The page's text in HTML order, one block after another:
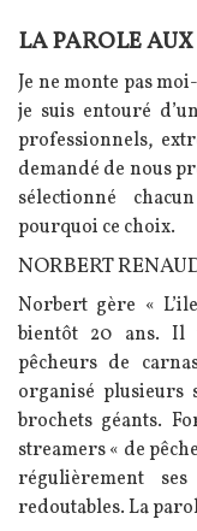
Texte
LA PAROLE
Je ne monte pas
je suis entouré
professionnels,
demandé de nous
sélectionné
pourquoi ce choix.
NORBERT
Norbert gère «
bientôt 20 ans. Il
pêcheurs de
organisé plusieurs
brochets géants.
streamers « de
régulièrement
redoutables. La